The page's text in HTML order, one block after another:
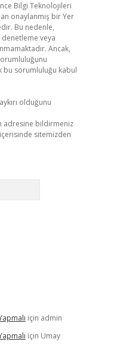
Bilgi Teknolojileri
onaylanmış bir Yer
Bu nedenle,
veya
Ancak,
bu sorumluluğu kabul
olduğunu
adresine bildirmeniz
sitemizden
için admin
için Umay